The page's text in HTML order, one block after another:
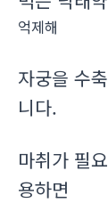
억제해
자궁을 수
니다.
마취가 필
용하면